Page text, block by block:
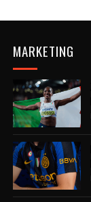
MARKETING